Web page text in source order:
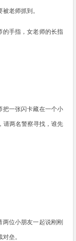
老师抓到。
的手指，女老师的长指
把一张闪卡藏在一个小
请两名警察寻找，谁先
位小朋友一起说刚刚
垒。